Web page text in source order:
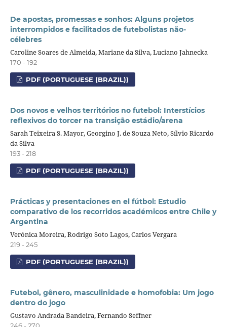
De apostas, promessas e sonhos: Alguns projetos
interrompidos e facilitados de futebolistas não-
célebres
Caroline Soares de Almeida, Mariane da Silva, Luciano Jahnecka
170 - 192
PDF (PORTUGUESE (BRAZIL))
Dos novos e velhos territórios no futebol: Interstícios
reflexivos do torcer na transição estádio/arena
Sarah Teixeira S. Mayor, Georgino J. de Souza Neto, Sílvio Ricardo
da Silva
193 - 218
PDF (PORTUGUESE (BRAZIL))
Prácticas y presentaciones en el fútbol: Estudio
comparativo de los recorridos académicos entre Chile y
Argentina
Verónica Moreira, Rodrigo Soto Lagos, Carlos Vergara
219 - 245
PDF (PORTUGUESE (BRAZIL))
Futebol, gênero, masculinidade e homofobia: Um jogo
dentro do jogo
Gustavo Andrada Bandeira, Fernando Seffner
246 - 270